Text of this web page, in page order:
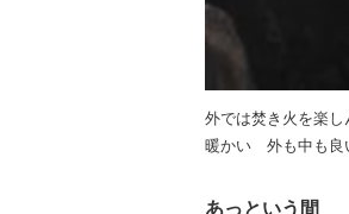
外では焚き火を楽し
暖かい 外も中も良
あっという間